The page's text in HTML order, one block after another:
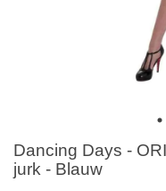
Dancing Days -
jurk - Blauw